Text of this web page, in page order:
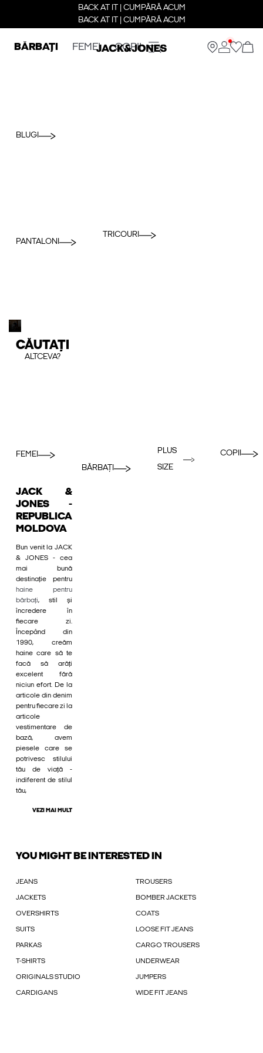
BACK AT IT | CUMPĂRĂ ACUM
BACK AT IT | CUMPĂRĂ ACUM
BĂRBAȚI FEMEI COPII
BLUGI
PANTALONI
TRICOURI
CĂUTAȚI
ALTCEVA?
FEMEI
BĂRBAȚI
PLUS
SIZE
COPII
JACK &
JONES -
REPUBLICA
MOLDOVA
Bun venit la JACK
& JONES - cea
mai bună
destinație pentru
haine pentru
bărbați, stil și
încredere în
fiecare zi.
Începând din
1990, creăm
haine care să te
facă să arăți
excelent fără
niciun efort. De la
articole din denim
pentru fiecare zi la
articole
vestimentare de
bază, avem
piesele care se
potrivesc stilului
tău de viață -
indiferent de stilul
tău,
VEZI MAI MULT
YOU MIGHT BE INTERESTED IN
JEANS TROUSERS
JACKETS BOMBER JACKETS
OVERSHIRTS COATS
SUITS LOOSE FIT JEANS
PARKAS CARGO TROUSERS
T-SHIRTS UNDERWEAR
ORIGINALS STUDIO JUMPERS
CARDIGANS WIDE FIT JEANS